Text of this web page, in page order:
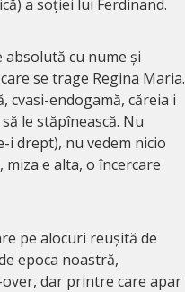
a soției lui Ferdinand.
cu nume și
se trage Regina Maria.
cvasi-endogamă, căreia i
le stăpînească. Nu
i drept), nu vedem nicio
miza e alta, o încercare
pe alocuri reușită de
epoca noastră,
dar printre care apar